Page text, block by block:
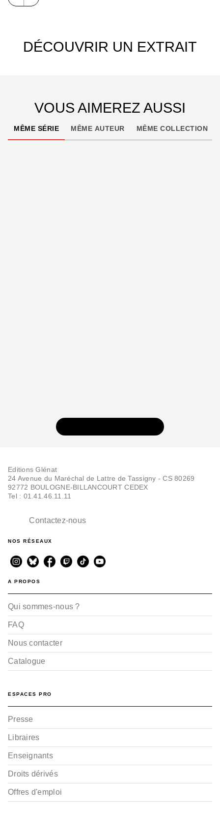
DÉCOUVRIR UN EXTRAIT
VOUS AIMEREZ AUSSI
MÊME SÉRIE MÊME AUTEUR MÊME COLLECTION
BD IMAGINAIRE
Mathieu Gabella
Paolo Martinello
Editions Glénat
24 Avenue du Maréchal de Lattre de Tassigny - CS 80269
92772 BOULOGNE-BILLANCOURT CEDEX
Tel : 01.41.46.11.11
Contactez-nous
NOS RÉSEAUX
A PROPOS
Qui sommes-nous ?
FAQ
Nous contacter
Catalogue
ESPACES PRO
Presse
Libraires
Enseignants
Droits dérivés
Offres d'emploi